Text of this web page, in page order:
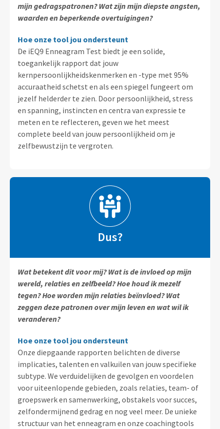
mijn gedragspatronen? Wat zijn mijn diepste angsten,
waarden en beperkende overtuigingen?
Hoe onze tool jou ondersteunt
De iEQ9 Enneagram Test biedt je een solide,
toegankelijk rapport dat jouw
kernpersoonlijkheidskenmerken en -type met 95%
accuraatheid schetst en als een spiegel fungeert om
jezelf helderder te zien. Door persoonlijkheid, stress
en spanning, instincten en centra van expressie te
meten en te reflecteren, geven we het meest
complete beeld van jouw persoonlijkheid om je
zelfbewustzijn te vergroten.
Dus?
Wat betekent dit voor mij? Wat is de invloed op mijn
wereld, relaties en zelfbeeld? Hoe houd ik mezelf
tegen? Hoe worden mijn relaties beïnvloed? Wat
zeggen deze patronen over mijn leven en wat wil ik
veranderen?
Hoe onze tool jou ondersteunt
Onze diepgaande rapporten belichten de diverse
implicaties, talenten en valkuilen van jouw specifieke
subtype. We verduidelijken de gevolgen en voordelen
voor uiteenlopende gebieden, zoals relaties, team- of
groepswerk en samenwerking, obstakels voor succes,
zelfondermijnend gedrag en nog veel meer. De unieke
structuur van het enneagram en onze coachingtools